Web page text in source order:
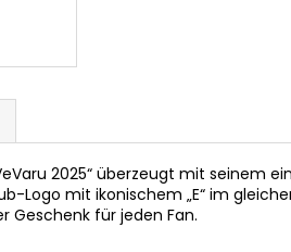
2025“ überzeugt mit seinem
Logo mit ikonischem „E“ im
Geschenk für jeden Fan.